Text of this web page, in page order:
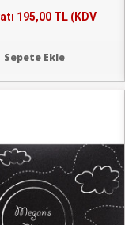
195,00 TL (KDV
Sepete Ekle